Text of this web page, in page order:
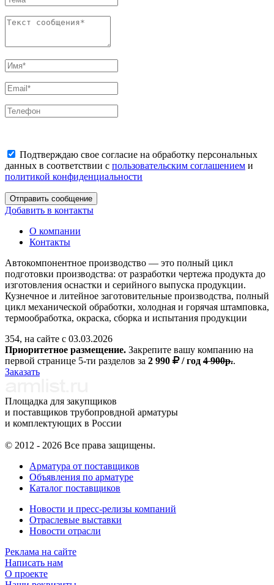
Подтверждаю свое согласие на обработку персональных
данных в соответствии с пользовательским соглашением и
политикой конфиденциальности
Отправить сообщение
Добавить в контакты
О компании
Контакты
Автокомпонентное производство — это полный цикл
подготовки производства: от разработки чертежа продукта до
изготовления оснастки и серийного выпуска продукции.
Кузнечное и литейное заготовительные производства, полный
цикл механической обработки, холодная и горячая штамповка,
термообработка, окраска, сборка и испытания продукции
354, на сайте с 03.03.2026
Приоритетное размещение. Закрепите вашу компанию на
первой странице 5-ти разделов за 2 990 / год 4 900р..
Заказать
Площадка для закупщиков
и поставщиков трубопровдной арматуры
и комплектующих в России
© 2012 - 2026 Все права защищены.
Арматура от поставщиков
Объявления по арматуре
Каталог поставщиков
Новости и пресс-релизы компаний
Отраслевые выставки
Новости отрасли
Реклама на сайте
Написать нам
О проекте